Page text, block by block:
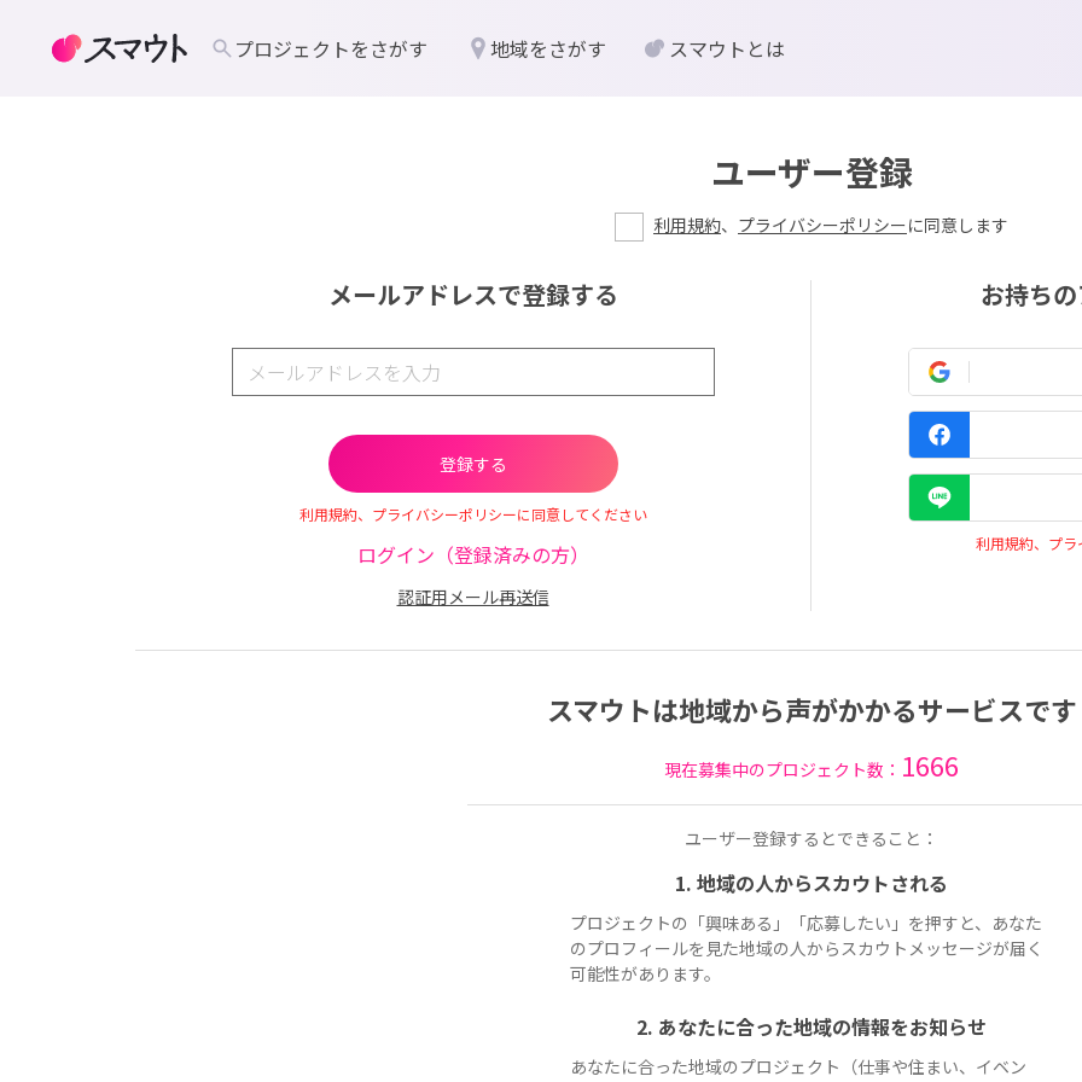
ユーザー登録
利用規約、 プライバシーポリシーに同意します
メールアドレスで登録する
利用規約、プライバシーポリシーに同意してください
ログイン（登録済みの方）
認証用メール再送信
お持ち
利用規約、プ
スマウトは地域から声がかかるサービスです
現在募集中のプロジェクト数： 1666
ユーザー登録するとできること：
1. 地域の人からスカウトされる
プロジェクトの「興味ある」「応募したい」を押すと、あなた
のプロフィールを見た地域の人からスカウトメッセージが届く
可能性があります。
2. あなたに合った地域の情報をお知らせ
あなたに合った地域のプロジェクト（仕事や住まい、イベン
プロジェクトをさがす 地域をさがす スマウトとは